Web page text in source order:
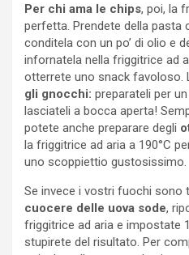
Per chi ama le chips, poi, la
perfetta. Prendete della
conditela con un po’ di olio e
infornatela nella friggitrice ad
otterrete uno snack favoloso.
gli gnocchi: preparateli per
lasciateli a bocca aperta!
potete anche preparare degli
la friggitrice ad aria a 190°C
uno scoppiettio gustosissimo.
Se invece i vostri fuochi sono
cuocere delle uova sode,
friggitrice ad aria e impostate
stupirete del risultato. Per